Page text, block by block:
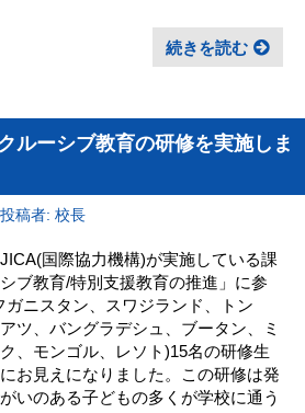
続きを読む
ルーシブ教育の研修を実施しま
投稿者: 校長
国際協力機構)が実施している課
ブ教育/特別支援教育の推進」に参
ガニスタン、スワジランド、トン
ツ、バングラデシュ、ブータン、ミ
、モンゴル、レソト)15名の研修生
お見えになりました。この研修は発
いのある子どもの多くが学校に通う